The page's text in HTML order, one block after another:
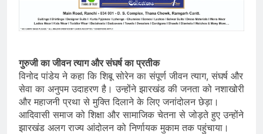
गुरुजी का जीवन त्याग और संघर्ष का प्रतीक
विनोद पांडेय ने कहा कि शिबू सोरेन का संपूर्ण जीवन त्याग, संघर्ष और
सेवा का अनुपम उदाहरण है। उन्होंने झारखंड की जनता को नशाखोरी
और महाजनी प्रथा से मुक्ति दिलाने के लिए जनांदोलन छेड़ा।
आदिवासी समाज को शिक्षा और सामाजिक चेतना से जोड़ते हुए उन्होंने
झारखंड अलग राज्य आंदोलन को निर्णायक मुकाम तक पहुंचाया।